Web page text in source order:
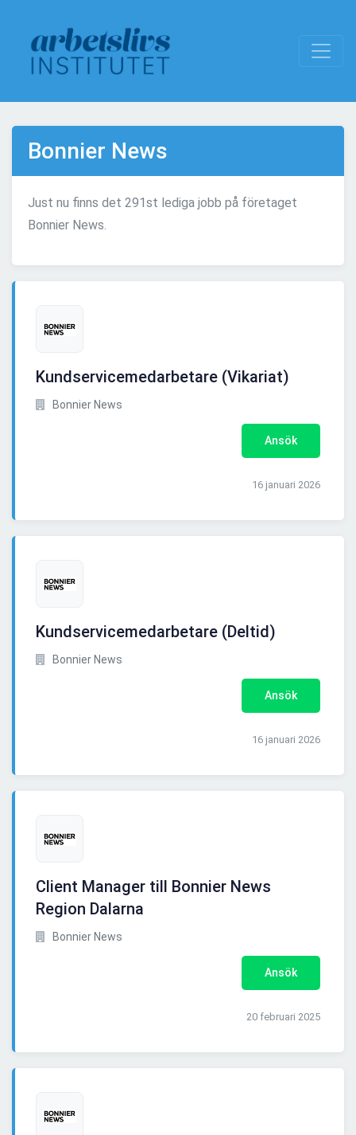
Bonnier News
Just nu finns det 291st lediga jobb på företaget
Bonnier News.
Kundservicemedarbetare (Vikariat)
Bonnier News
Ansök
16 januari 2026
Kundservicemedarbetare (Deltid)
Bonnier News
Ansök
16 januari 2026
Client Manager till Bonnier News
Region Dalarna
Bonnier News
Ansök
20 februari 2025